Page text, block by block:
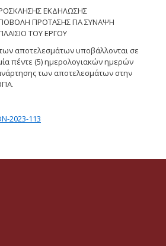
ΕΚΔΗΛΩΣΗΣ
ΠΡΟΤΑΣΗΣ ΓΙΑ ΣΥΝΑΨΗ
ΤΟΥΕΡΓΟΥ
αποτελεσμάτων υποβάλλονται σε
πέντε (5) ημερολογιακών ημερών
των αποτελεσμάτων στην
2023-113